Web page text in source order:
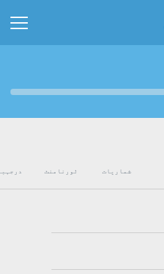
شماریات ٹورنامنٹ